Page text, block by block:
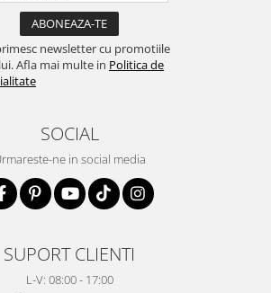
newsletter cu promotiile
Afla mai multe in Politica de
SOCIAL
ne in social media
SUPORT CLIENTI
L-V: 08:00 - 17:00